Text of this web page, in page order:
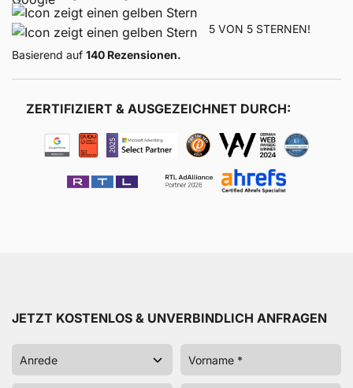
5 VON 5 STERNEN!
Basierend auf 140 Rezensionen.
ZERTIFIZIERT & AUSGEZEICHNET DURCH:
JETZT KOSTENLOS & UNVERBINDLICH ANFRAGEN